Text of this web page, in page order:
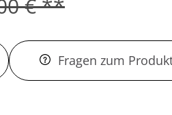
Fragen zum